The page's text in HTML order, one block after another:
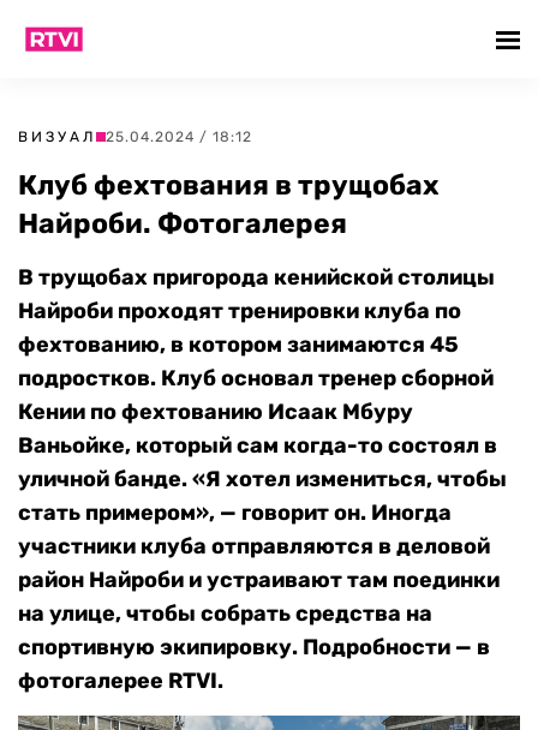
ВИЗУАЛ 25.04.2024 / 18:12
Клуб фехтования в трущобах
Найроби. Фотогалерея
В трущобах пригорода кенийской столицы
Найроби проходят тренировки клуба по
фехтованию, в котором занимаются 45
подростков. Клуб основал тренер сборной
Кении по фехтованию Исаак Мбуру
Ваньойке, который сам когда-то состоял в
уличной банде. «Я хотел измениться, чтобы
стать примером», — говорит он. Иногда
участники клуба отправляются в деловой
район Найроби и устраивают там поединки
на улице, чтобы собрать средства на
спортивную экипировку. Подробности — в
фотогалерее RTVI.